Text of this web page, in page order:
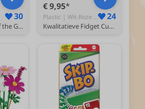
30
Hitster - Battle of the Generations (Netherlands)
€ 9,95
Plastic | Wit-Roze - Fidget 24
Kwalitatieve Fidget Cube / FriemelKubus | Anti Stress Speelgoed | Fidget Toy - Wit-Roze